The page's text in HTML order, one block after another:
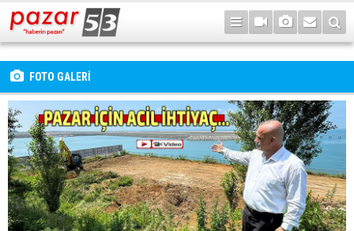
FOTO GALERİ